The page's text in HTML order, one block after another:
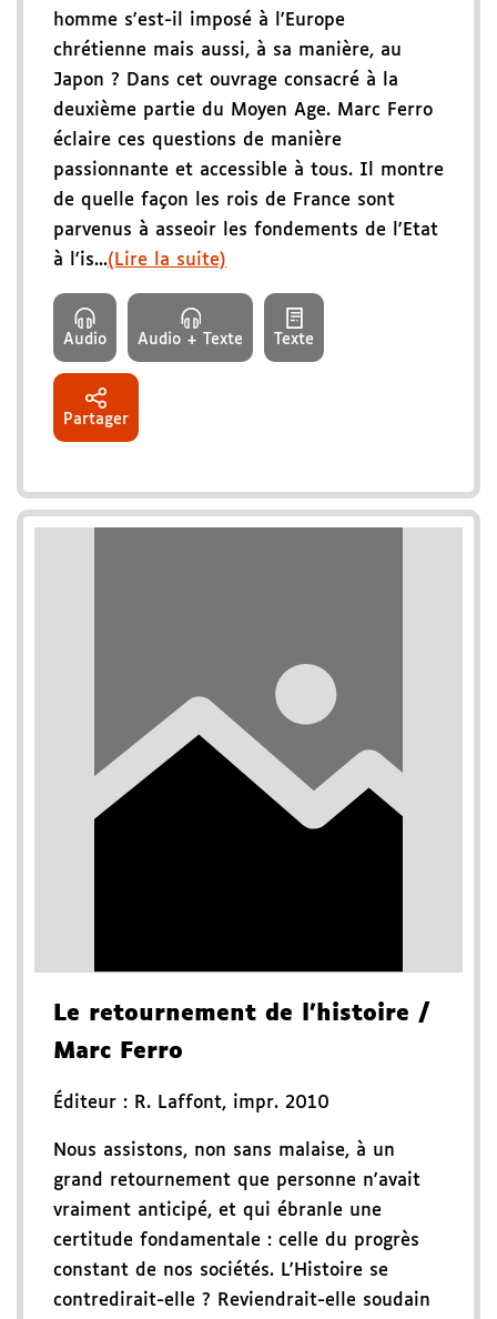
homme s'est-il imposé à l'Europe
chrétienne mais aussi, à sa manière, au
Japon ? Dans cet ouvrage consacré à la
deuxième partie du Moyen Age. Marc Ferro
éclaire ces questions de manière
passionnante et accessible à tous. Il montre
de quelle façon les rois de France sont
parvenus à asseoir les fondements de l'Etat
à l'is...(Lire la suite)
Audio Audio + Texte Texte
Partager
Le retournement de l'histoire /
Marc Ferro
Éditeur : R. Laffont, impr. 2010
Nous assistons, non sans malaise, à un
grand retournement que personne n'avait
vraiment anticipé, et qui ébranle une
certitude fondamentale : celle du progrès
constant de nos sociétés. L'Histoire se
contredirait-elle ? Reviendrait-elle soudain